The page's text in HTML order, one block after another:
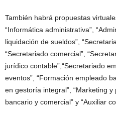
También habrá propuestas
“Informática administrativa”,
liquidación de sueldos”,
“Secretariado comercial”,
jurídico contable”,“Secretariado
eventos”, “Formación empleado
en gestoría integral”, “Marketing y
bancario y comercial” y “Auxiliar